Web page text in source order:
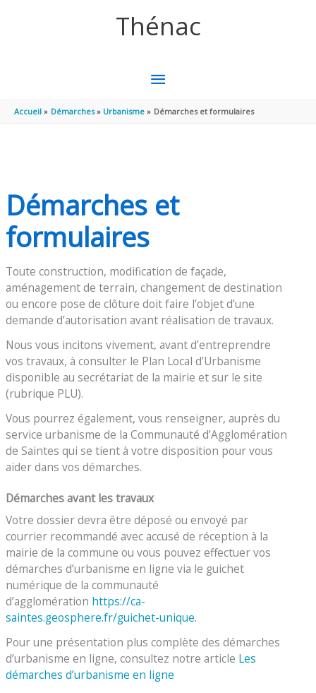
Thénac
MENU
PRINCIPAL
Accueil Démarches Urbanisme Démarches et formulaires
Démarches et
formulaires
Toute construction, modification de façade,
aménagement de terrain, changement de destination
ou encore pose de clôture doit faire l’objet d’une
demande d’autorisation avant réalisation de travaux.
Nous vous incitons vivement, avant d’entreprendre
vos travaux, à consulter le Plan Local d’Urbanisme
disponible au secrétariat de la mairie et sur le site
(rubrique PLU).
Vous pourrez également, vous renseigner, auprès du
service urbanisme de la Communauté d’Agglomération
de Saintes qui se tient à votre disposition pour vous
aider dans vos démarches.
Démarches avant les travaux
Votre dossier devra être déposé ou envoyé par
courrier recommandé avec accusé de réception à la
mairie de la commune ou vous pouvez effectuer vos
démarches d’urbanisme en ligne via le guichet
numérique de la communauté
d’agglomération https://ca-
saintes.geosphere.fr/guichet-unique.
Pour une présentation plus complète des démarches
d’urbanisme en ligne, consultez notre article Les
démarches d’urbanisme en ligne